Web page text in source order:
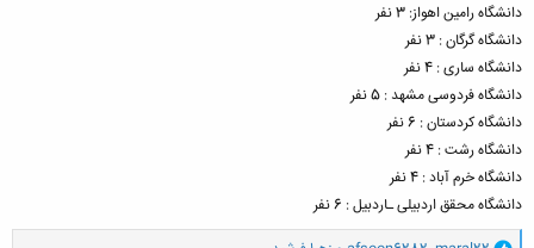
دانشگاه رامین اهواز: 3 نفر
دانشگاه گرگان : 3 نفر
دانشگاه ساری : 4 نفر
دانشگاه فردوسی مشهد : 5 نفر
دانشگاه کردستان : 6 نفر
دانشگاه رشت : 4 نفر
دانشگاه خرم آباد : 4 نفر
دانشگاه محقق اردبیلی ـاردبیل : 6 نفر